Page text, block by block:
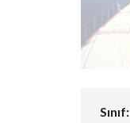
Sınıf: